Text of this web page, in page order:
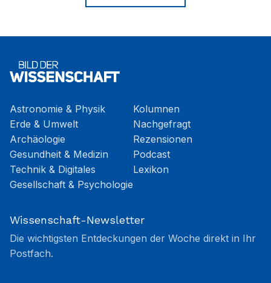
Astronomie & Physik
Erde & Umwelt
Archäologie
Gesundheit & Medizin
Technik & Digitales
Gesellschaft & Psychologie
Kolumnen
Nachgefragt
Rezensionen
Podcast
Lexikon
Wissenschaft-Newsletter
Die wichtigsten Entdeckungen der Woche direkt in Ihr
Postfach.